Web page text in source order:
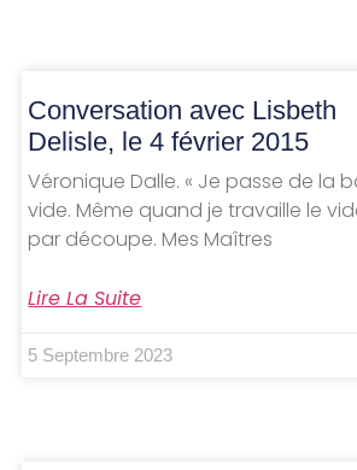
Conversation avec Lisbeth
Delisle, le 4 février 2015
Véronique Dalle. « Je passe de la
vide. Même quand je travaille le
par découpe. Mes Maîtres
Lire La Suite
5 Septembre 2023